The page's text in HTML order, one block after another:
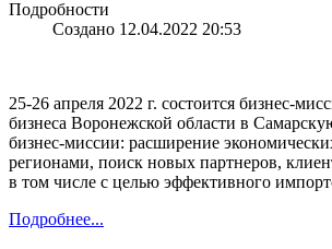
Подробности
Создано 12.04.2022 20:53
25-26 апреля 2022 г. состоится бизнес-
бизнеса Воронежской области в
бизнес-миссии: расширение
регионами, поиск новых партнеров,
в том числе с целью эффективного
Подробнее...